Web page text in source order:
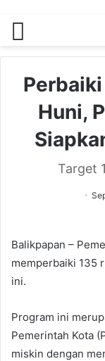
Huni,
Target
Balikpapan –
memperbaiki 135
ini.
Program ini
Pemerintah Kota
miskin dengan